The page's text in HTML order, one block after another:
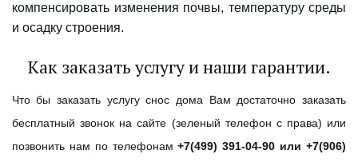
компенсировать изменения почвы, температуру среды
и осадку строения.
Как заказать услугу и наши гарантии.
Что бы заказать услугу снос дома Вам достаточно заказать
бесплатный звонок на сайте (зеленый телефон с права) или
позвонить нам по телефонам+7(499) 391-04-90 или +7(906)